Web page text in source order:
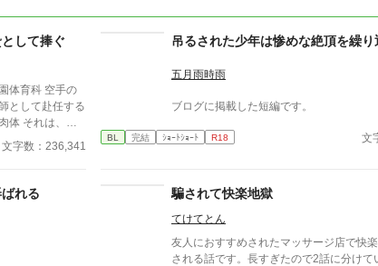
して捧ぐ
空手の
として赴任する
、学
った 至高
くした青年を太
文字数：236,341
吊るされた少年は惨めな絶頂を繰り
五月雨時雨
ブログに掲載した短編です。
BL 完結 ｼｮｰﾄｼｮｰﾄ R18 文
れる 騙されて快楽地獄
てけてとん
友人におすすめされたマッサージ店で快
される話です。長すぎたので2話に分けて